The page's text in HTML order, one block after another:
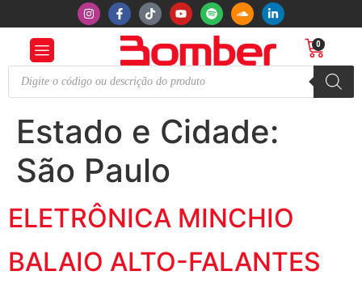
0
Estado e Cidade:
São Paulo
ELETRÔNICA MINCHIO
BALAIO ALTO-FALANTES